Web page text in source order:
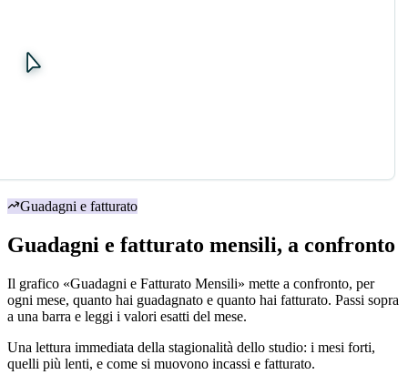
Guadagni e fatturato
Guadagni e fatturato mensili, a confronto
Il grafico «Guadagni e Fatturato Mensili» mette a confronto, per
ogni mese, quanto hai guadagnato e quanto hai fatturato. Passi sopra
a una barra e leggi i valori esatti del mese.
Una lettura immediata della stagionalità dello studio: i mesi forti,
quelli più lenti, e come si muovono incassi e fatturato.